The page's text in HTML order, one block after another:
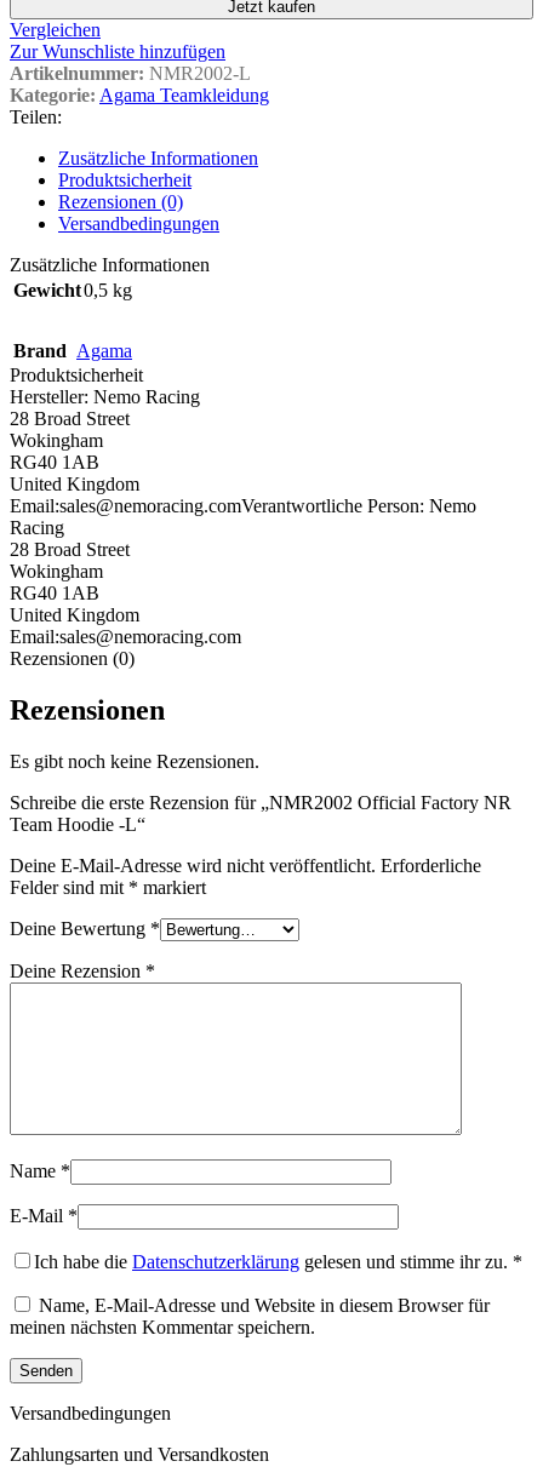
Jetzt kaufen
Vergleichen
Zur Wunschliste hinzufügen
Artikelnummer: NMR2002-L
Kategorie: Agama Teamkleidung
Teilen:
Zusätzliche Informationen
Produktsicherheit
Rezensionen (0)
Versandbedingungen
Zusätzliche Informationen
Gewicht0,5 kg
Brand Agama
Produktsicherheit
Hersteller: Nemo Racing
28 Broad Street
Wokingham
RG40 1AB
United Kingdom
Email:sales@nemoracing.comVerantwortliche Person: Nemo
Racing
28 Broad Street
Wokingham
RG40 1AB
United Kingdom
Email:sales@nemoracing.com
Rezensionen (0)
Rezensionen
Es gibt noch keine Rezensionen.
Schreibe die erste Rezension für „NMR2002 Official Factory NR
Team Hoodie -L“
Deine E-Mail-Adresse wird nicht veröffentlicht. Erforderliche
Felder sind mit * markiert
Deine Bewertung *
Deine Rezension *
Name *
E-Mail *
Ich habe die Datenschutzerklärung gelesen und stimme ihr zu. *
Name, E-Mail-Adresse und Website in diesem Browser für
meinen nächsten Kommentar speichern.
Versandbedingungen
Zahlungsarten und Versandkosten